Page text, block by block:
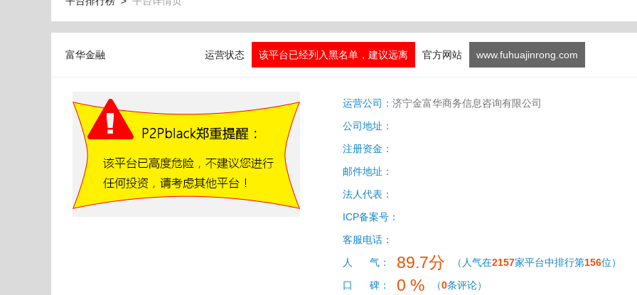
富华金融 运营状态 该平台已经列入黑名单，建议远离 官方网站 www.fuhuajinrong.com
运营公司： 济宁金富华商务信息咨询有限公司
公司地址：
注册资金：
邮件地址：
法人代表：
ICP备案号：
客服电话：
人 气：
89.7分 （人气在2157家平台中排行第156位）
口 碑：
0 % （0条评论）